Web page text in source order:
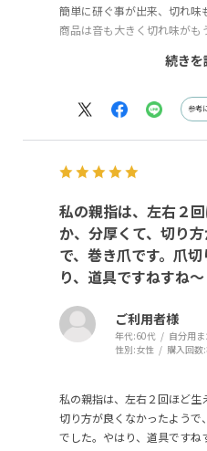
簡単に研ぐ事が出来、切れ味
商品は音も大きく切れ味がも
巻き爪用の爪切り、NHKのグ
続きを
参考
私の親指は、左右２
か、分厚くて、切り
で、巻き爪です。爪
り、道具ですねすね～
ご利用者様
年代:60代 自分用
性別:女性 購入回数:
私の親指は、左右２回ほど生
切り方が良くなかったよう
でした。やはり、道具ですね